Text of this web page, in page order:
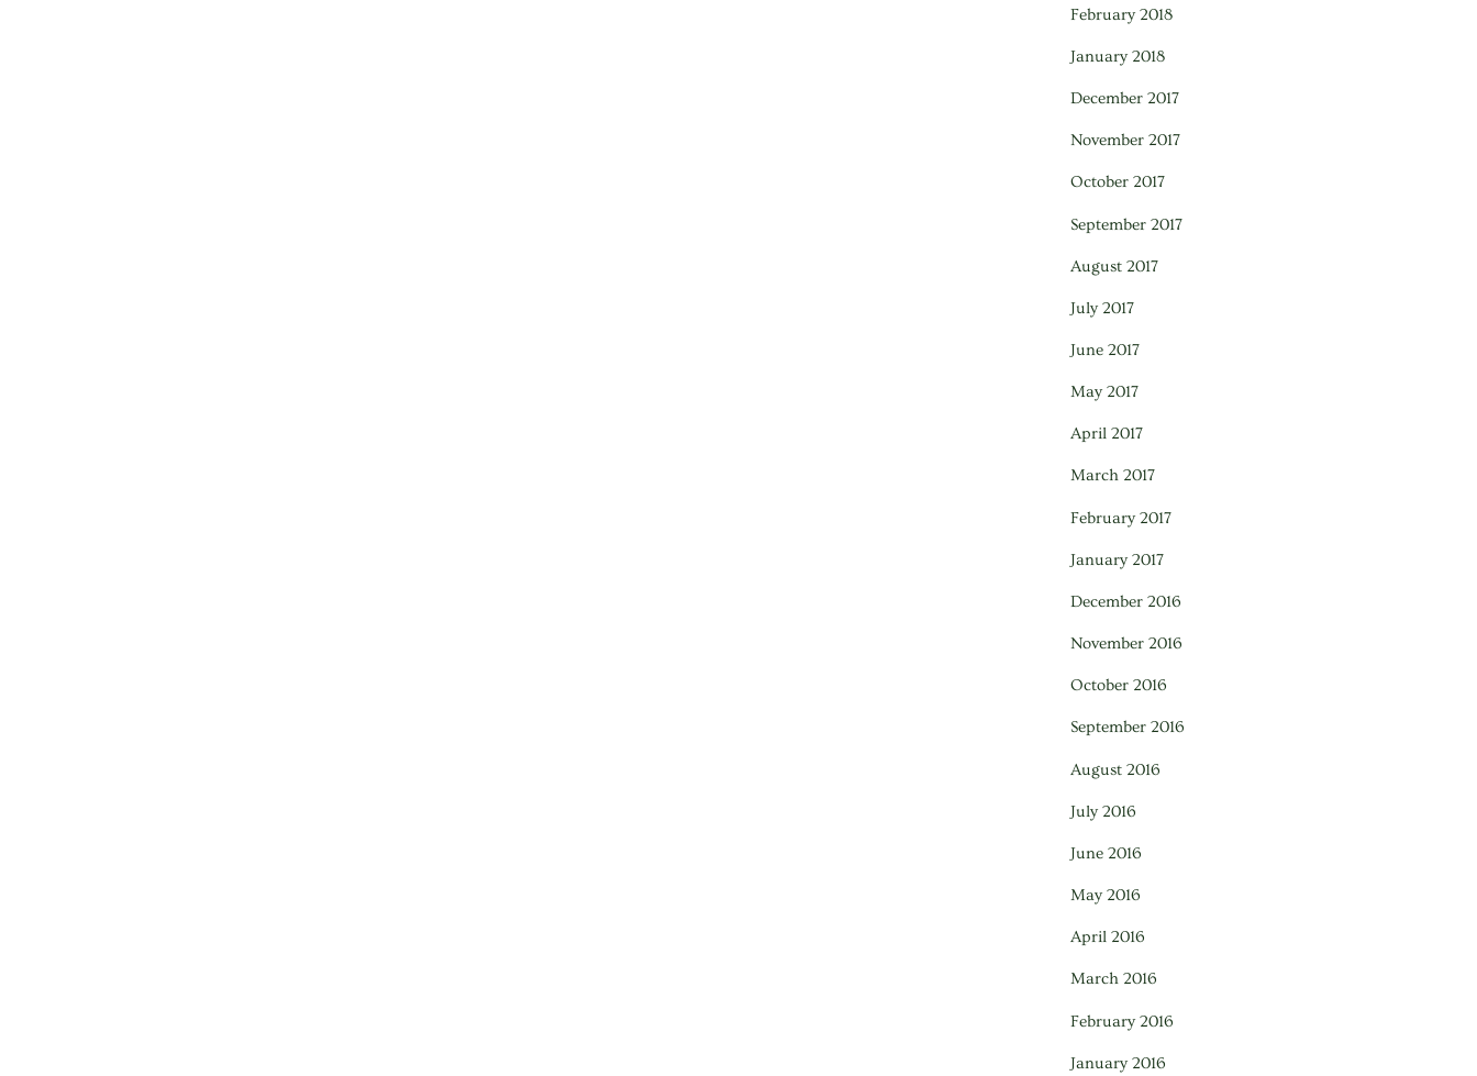
February 2018
January 2018
December 2017
November 2017
October 2017
September 2017
August 2017
July 2017
June 2017
May 2017
April 2017
March 2017
February 2017
January 2017
December 2016
November 2016
October 2016
September 2016
August 2016
July 2016
June 2016
May 2016
April 2016
March 2016
February 2016
January 2016